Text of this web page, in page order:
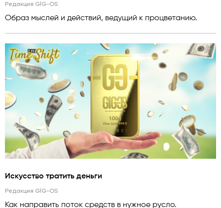
Редакция GlG-OS
Образ мыслей и действий, ведущий к процветанию.
Искусство тратить деньги
Редакция GlG-OS
Как направить поток средств в нужное русло.